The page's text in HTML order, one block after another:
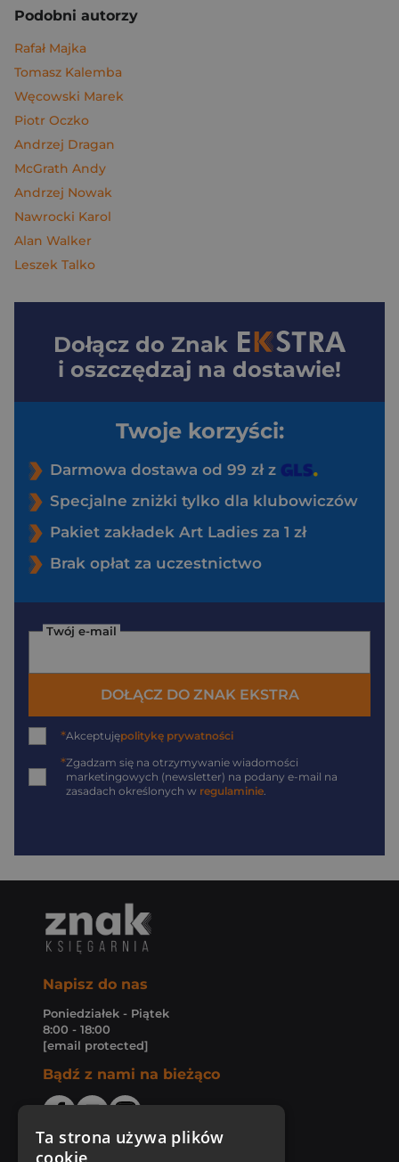
Podobni autorzy
Rafał Majka
Tomasz Kalemba
Węcowski Marek
Piotr Oczko
Andrzej Dragan
McGrath Andy
Andrzej Nowak
Nawrocki Karol
Alan Walker
Leszek Talko
Dołącz do Znak
i oszczędzaj na dostawie!
Twoje korzyści:
Darmowa dostawa od 99 zł z
Specjalne zniżki tylko dla klubowiczów
Pakiet zakładek Art Ladies za 1 zł
Brak opłat za uczestnictwo
Twój e-mail
DOŁĄCZ DO ZNAK EKSTRA
*Akceptujępolitykę prywatności
*Zgadzam się na otrzymywanie wiadomości
marketingowych (newsletter) na podany e-mail na
zasadach określonych w regulaminie.
Napisz do nas
Poniedziałek - Piątek
8:00 - 18:00
[email protected]
Bądź z nami na bieżąco
Ta strona używa plików
cookie